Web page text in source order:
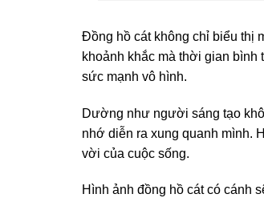
Đồng hồ cát không chỉ biểu thị
khoảnh khắc mà thời gian
sức mạnh vô hình.
Dường như người sáng tạo
nhớ diễn ra xung quanh mình.
vời của cuộc sống.
Hình ảnh đồng hồ cát có cánh